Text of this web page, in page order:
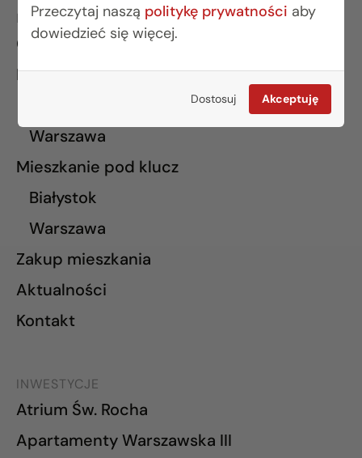
Przeczytaj naszą politykę prywatności aby
dowiedzieć się więcej.
Dostosuj Akceptuję
INFORMACJE
O nas
Finansowanie
Warszawa
Mieszkanie pod klucz
Białystok
Warszawa
Zakup mieszkania
Aktualności
Kontakt
INWESTYCJE
Atrium Św. Rocha
Apartamenty Warszawska III